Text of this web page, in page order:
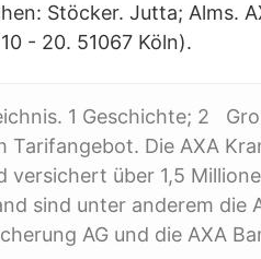
Stöcker. Jutta; Alms.
- 20. 51067 Köln).
1 Geschichte; 2
Tarifangebot. Die AXA
versichert über 1,5
sind unter anderem die
AG und die AXA